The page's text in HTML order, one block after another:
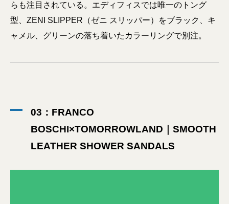
らも注目されている。エディフィスでは唯一のトング
型、ZENI SLIPPER（ゼニ スリッパー）をブラック、キ
ャメル、グリーンの落ち着いたカラーリングで別注。
03：FRANCO
BOSCHI×TOMORROWLAND｜SMOOTH
LEATHER SHOWER SANDALS